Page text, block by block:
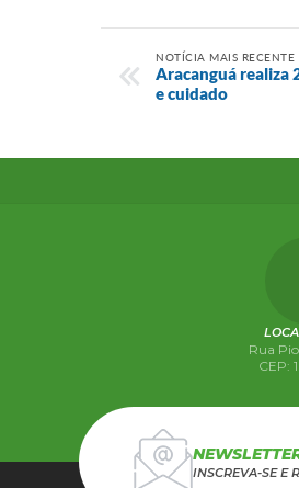
NOTÍCIA MAIS RECENTE
Aracanguá realiza
e cuidado
Rua
CEP:
INSCREVA-SE E